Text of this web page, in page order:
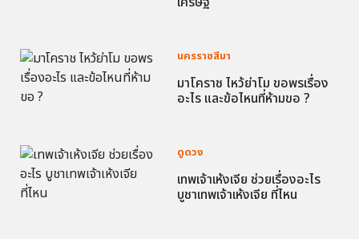
นครราชสีมา
มาโคราช ไหว้ย่าโม ขอพรเรื่อง
อะไร และข้อไหนที่ห้ามขอ ?
ดูดวง
เทพเจ้าเห้งเจีย ช่วยเรื่องอะไร
บูชาเทพเจ้าเห้งเจีย ที่ไหน